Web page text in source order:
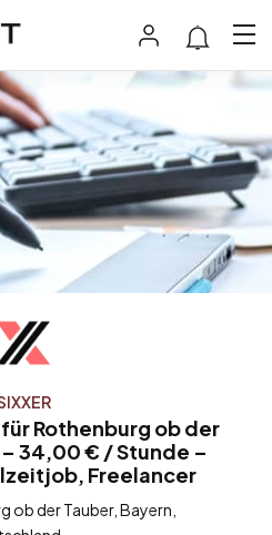
Rothenburg ob der
34,00 € / Stunde –
Freelancer
ob der Tauber, Bayern,